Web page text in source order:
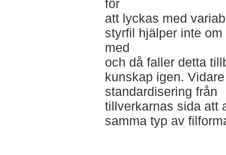
för
att lyckas med
styrfil hjälper inte
med
och då faller detta
kunskap igen.
standardisering från
tillverkarnas sida att
samma typ av